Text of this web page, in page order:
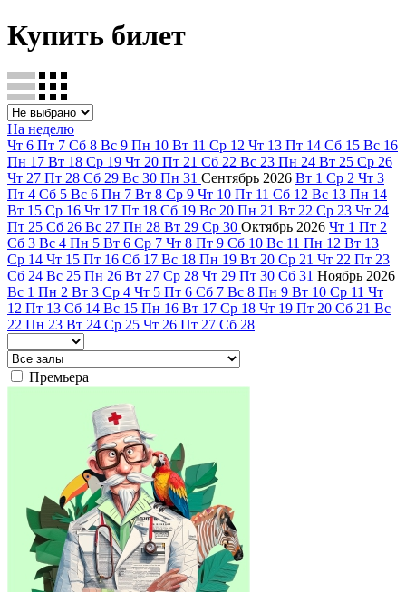
Купить билет
На неделю
Чт 6 Пт 7 Сб 8 Вс 9 Пн 10 Вт 11 Ср 12 Чт 13 Пт 14 Сб 15 Вс 16
Пн 17 Вт 18 Ср 19 Чт 20 Пт 21 Сб 22 Вс 23 Пн 24 Вт 25 Ср 26
Чт 27 Пт 28 Сб 29 Вс 30 Пн 31 Сентябрь 2026 Вт 1 Ср 2 Чт 3
Пт 4 Сб 5 Вс 6 Пн 7 Вт 8 Ср 9 Чт 10 Пт 11 Сб 12 Вс 13 Пн 14
Вт 15 Ср 16 Чт 17 Пт 18 Сб 19 Вс 20 Пн 21 Вт 22 Ср 23 Чт 24
Пт 25 Сб 26 Вс 27 Пн 28 Вт 29 Ср 30 Октябрь 2026 Чт 1 Пт 2
Сб 3 Вс 4 Пн 5 Вт 6 Ср 7 Чт 8 Пт 9 Сб 10 Вс 11 Пн 12 Вт 13
Ср 14 Чт 15 Пт 16 Сб 17 Вс 18 Пн 19 Вт 20 Ср 21 Чт 22 Пт 23
Сб 24 Вс 25 Пн 26 Вт 27 Ср 28 Чт 29 Пт 30 Сб 31 Ноябрь 2026
Вс 1 Пн 2 Вт 3 Ср 4 Чт 5 Пт 6 Сб 7 Вс 8 Пн 9 Вт 10 Ср 11 Чт
12 Пт 13 Сб 14 Вс 15 Пн 16 Вт 17 Ср 18 Чт 19 Пт 20 Сб 21 Вс
22 Пн 23 Вт 24 Ср 25 Чт 26 Пт 27 Сб 28
Премьера